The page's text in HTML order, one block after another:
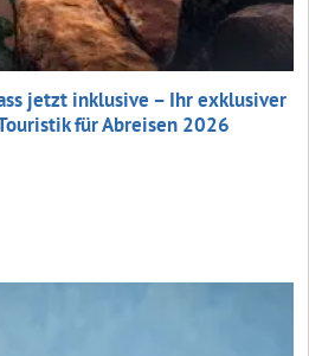
jetzt inklusive – Ihr exklusiver
für Abreisen 2026